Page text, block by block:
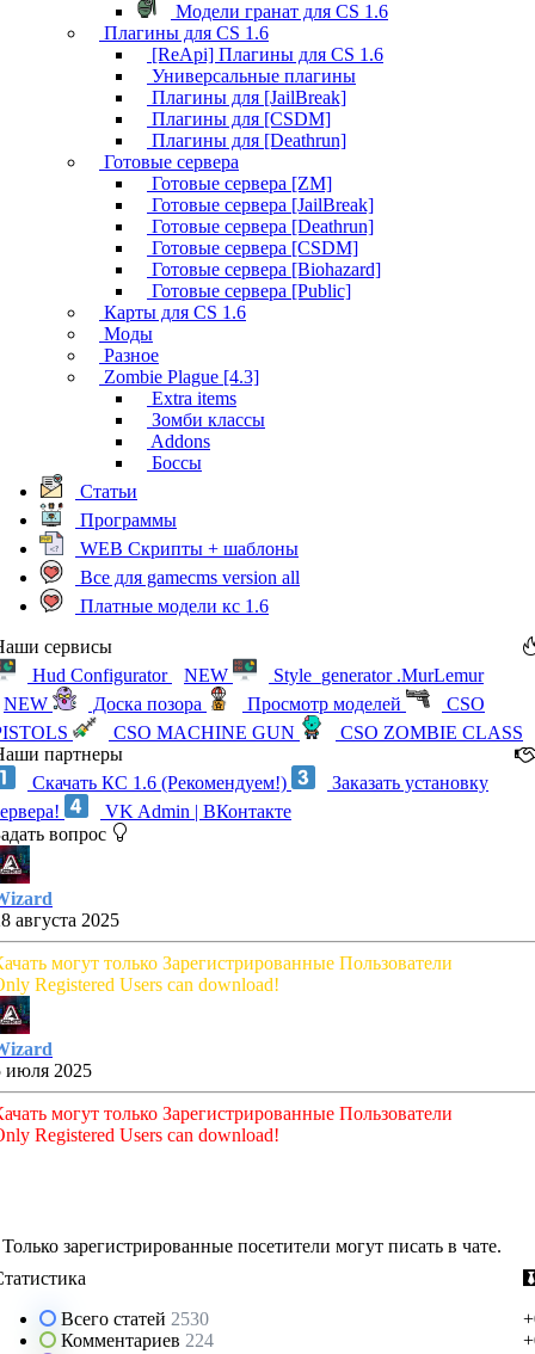
Модели гранат для CS 1.6
Плагины для CS 1.6
[ReApi] Плагины для CS 1.6
Универсальные плагины
Плагины для [JailBreak]
Плагины для [CSDM]
Плагины для [Deathrun]
Готовые сервера
Готовые сервера [ZM]
Готовые сервера [JailBreak]
Готовые сервера [Deathrun]
Готовые сервера [CSDM]
Готовые сервера [Biohazard]
Готовые сервера [Public]
Карты для CS 1.6
Моды
Разное
Zombie Plague [4.3]
Extra items
Зомби классы
Addons
Боссы
Статьи
Программы
WEB Скрипты + шаблоны
Все для gamecms version all
Платные модели кс 1.6
сервисы
Hud Configurator
NEW
Style_generator .MurLemur
NEW
Доска позора Просмотр моделей
CSO
CSO MACHINE GUN
CSO ZOMBIE CLASS
партнеры
Скачать КС 1.6 (Рекомендуем!)
Заказать установку
VK Admin | ВКонтакте
вопрос
августа 2025
могут только Зарегистрированные Пользователи
Registered Users can download!
июля 2025
могут только Зарегистрированные Пользователи
Registered Users can download!
Только зарегистрированные посетители могут писать в чате.
Всего статей 2530
Комментариев 224